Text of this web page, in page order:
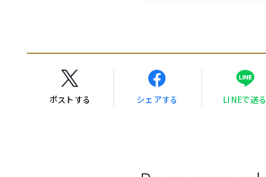
ポストする シェアする LINEで送る